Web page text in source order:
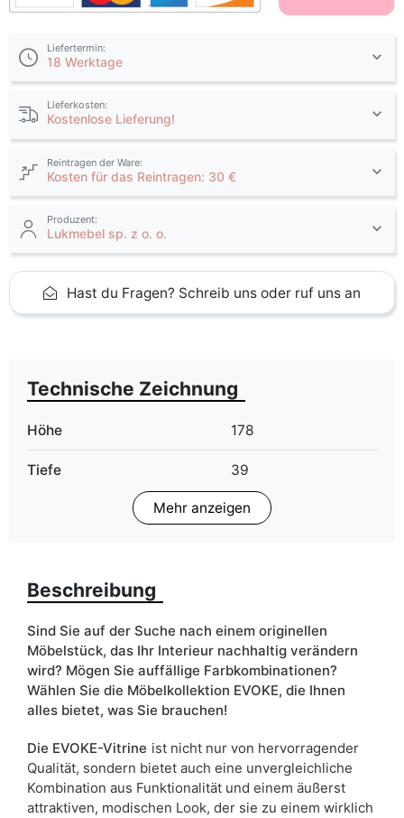
Liefertermin:
18 Werktage
Lieferkosten:
Kostenlose Lieferung!
Reintragen der Ware:
Kosten für das Reintragen: 30 €
Produzent:
Lukmebel sp. z o. o.
Hast du Fragen? Schreib uns oder ruf uns an
Technische Zeichnung
Höhe 178
Tiefe 39
Matt
Breite
ean13 5904870888469
Liefertermin: 18 Werktage
Aufgrund des Produktionsprozesses und der
Materialeigenschaften sind Maßabweichungen von +/- 2–3 cm
Mehr anzeigen
Beschreibung
Sind Sie auf der Suche nach einem originellen
Möbelstück, das Ihr Interieur nachhaltig verändern
wird? Mögen Sie auffällige Farbkombinationen?
Wählen Sie die Möbelkollektion EVOKE, die Ihnen
alles bietet, was Sie brauchen!
Die EVOKE-Vitrine ist nicht nur von hervorragender
Qualität, sondern bietet auch eine unvergleichliche
Kombination aus Funktionalität und einem äußerst
attraktiven, modischen Look, der sie zu einem wirklich